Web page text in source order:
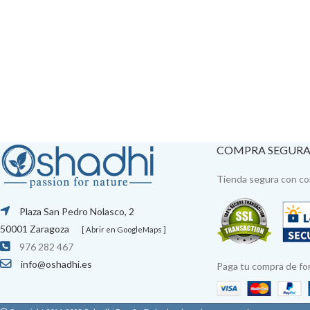
Plaza San Pedro Nolasco, 2
50001 Zaragoza
[ Abrir en GoogleMaps ]
976 282 467
info@oshadhi.es
COMPRA SEGURA
Tienda segura con
Paga tu compra de